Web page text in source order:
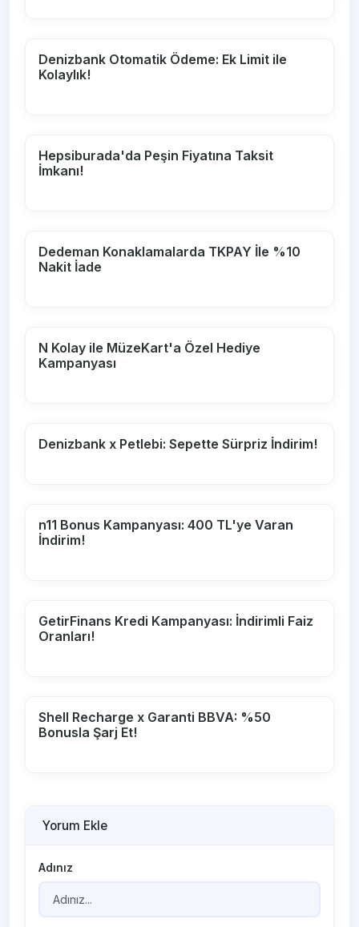
Denizbank Otomatik Ödeme: Ek Limit ile
Kolaylık!
Hepsiburada'da Peşin Fiyatına Taksit
İmkanı!
Dedeman Konaklamalarda TKPAY İle %10
Nakit İade
N Kolay ile MüzeKart'a Özel Hediye
Kampanyası
Denizbank x Petlebi: Sepette Sürpriz İndirim!
n11 Bonus Kampanyası: 400 TL'ye Varan
İndirim!
GetirFinans Kredi Kampanyası: İndirimli Faiz
Oranları!
Shell Recharge x Garanti BBVA: %50
Bonusla Şarj Et!
Yorum Ekle
Adınız